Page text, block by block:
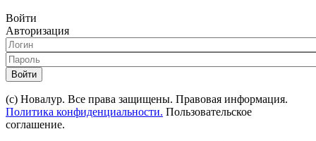
Войти
Авторизация
Войти
(с) Новалур. Все права защищены. Правовая информация.
Политика конфиденциальности. Пользовательское
соглашение.